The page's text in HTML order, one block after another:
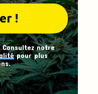
Consultez notre
pour plus